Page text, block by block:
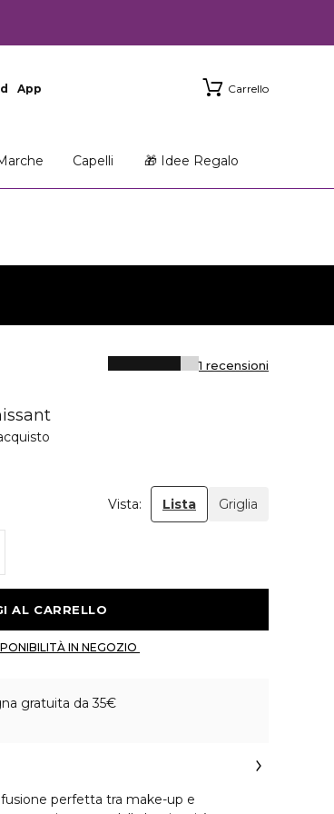
App Carrello
Capelli 🎁 Idee Regalo
1 recensioni
Vista: Lista Griglia
gratuita da 35€
perfetta tra make-up e